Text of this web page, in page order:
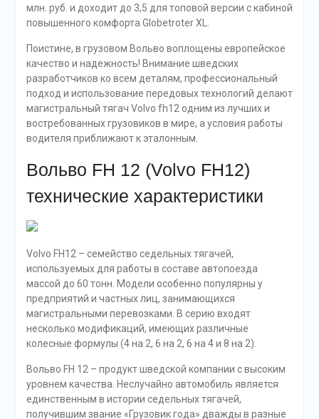
млн. руб. и доходит до 3,5 для топовой версии с кабиной
повышенного комфорта Globetroter XL.
Поистине, в грузовом Вольво воплощены европейское
качество и надежность! Внимание шведских
разработчиков ко всем деталям, профессиональный
подход и использование передовых технологий делают
магистральный тягач Volvo fh12 одним из лучших и
востребованных грузовиков в мире, а условия работы
водителя приближают к эталонным.
Вольво FH 12 (Volvo FH12)
технические характеристики
Volvo FH12 – семейство седельных тягачей,
используемых для работы в составе автопоезда
массой до 60 тонн. Модели особенно популярны у
предприятий и частных лиц, занимающихся
магистральными перевозками. В серию входят
несколько модификаций, имеющих различные
колесные формулы (4 на 2, 6 на 2, 6 на 4 и 8 на 2).
Вольво FH 12 – продукт шведской компании с высоким
уровнем качества. Неслучайно автомобиль является
единственным в истории седельных тягачей,
получившим звание «Грузовик года» дважды в разные